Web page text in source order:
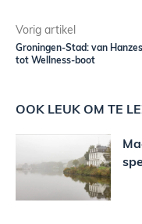
Vorig artikel
Groningen-Stad: van
tot Wellness-boot
OOK LEUK OM TE